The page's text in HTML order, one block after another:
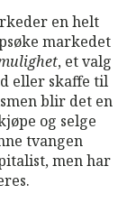
en helt
markedet
, et valg
eller skaffe til
blir det en
og selge
tvangen
men har